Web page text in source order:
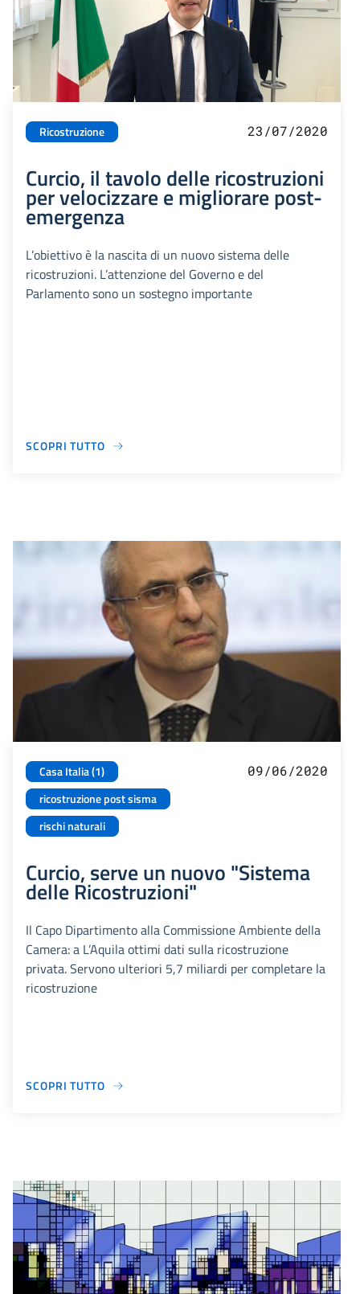
Ricostruzione 23/07/2020
Curcio, il tavolo delle ricostruzioni
per velocizzare e migliorare post-
emergenza
L’obiettivo è la nascita di un nuovo sistema delle
ricostruzioni. L’attenzione del Governo e del
Parlamento sono un sostegno importante
SCOPRI TUTTO
Casa Italia (1)
ricostruzione post sisma
rischi naturali
09/06/2020
Curcio, serve un nuovo "Sistema
delle Ricostruzioni"
Il Capo Dipartimento alla Commissione Ambiente della
Camera: a L’Aquila ottimi dati sulla ricostruzione
privata. Servono ulteriori 5,7 miliardi per completare la
ricostruzione
SCOPRI TUTTO